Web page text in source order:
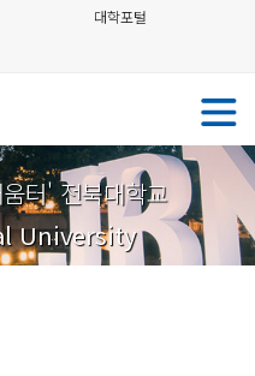
대학포털
터' 전북대학교
University